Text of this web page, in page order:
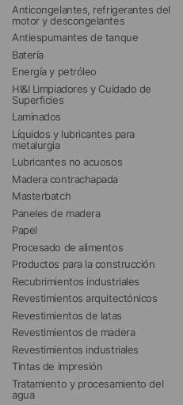
Anticongelantes, refrigerantes del
motor y descongelantes
Antiespumantes de tanque
Batería
Energía y petróleo
HI&I Limpiadores y Cuidado de
Superficies
Laminados
Líquidos y lubricantes para
metalurgia
Lubricantes no acuosos
Madera contrachapada
Masterbatch
Paneles de madera
Papel
Procesado de alimentos
Productos para la construcción
Recubrimientos industriales
Revestimientos arquitectónicos
Revestimientos de latas
Revestimientos de madera
Revestimientos industriales
Tintas de impresión
Tratamiento y procesamiento del
agua